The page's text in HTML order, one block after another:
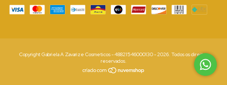
Copyright Gabriela A Zavarize Cosmeticos - 48821546000130 - 2026. Todos os direitos
reservados.